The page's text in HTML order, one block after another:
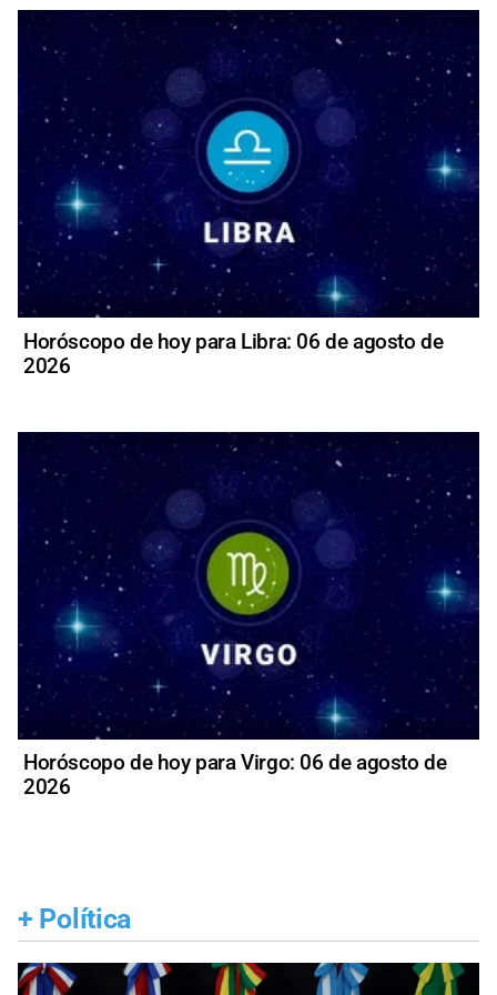
Horóscopo de hoy para Libra: 06 de agosto de
2026
Horóscopo de hoy para Virgo: 06 de agosto de
2026
+ Política